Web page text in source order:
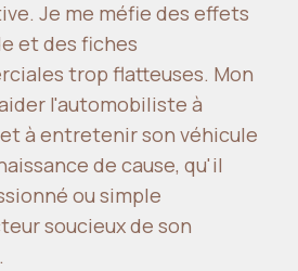
Je me méfie des effets
et des fiches
trop flatteuses. Mon
l'automobiliste à
à entretenir son véhicule
de cause, qu'il
ou simple
soucieux de son